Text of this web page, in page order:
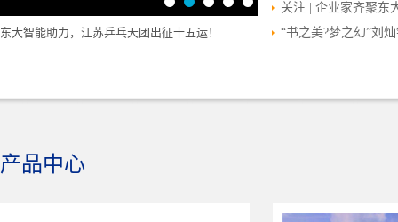
深化产教融合，东大智能与中国矿业大学数学学...
关注 | 企业家齐聚东
“书之美?梦之幻”刘
产品中心